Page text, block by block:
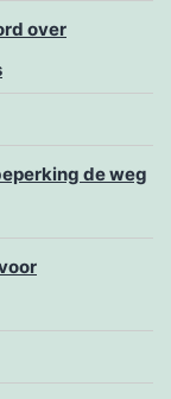
over
de weg